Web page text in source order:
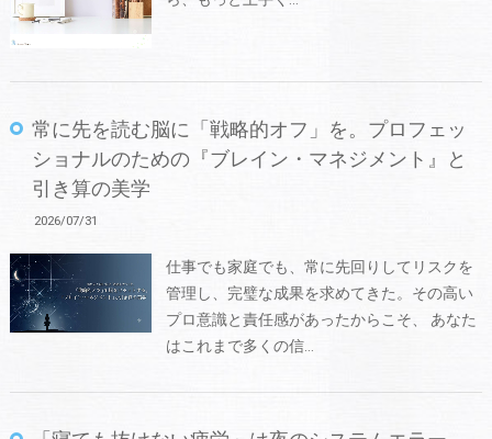
常に先を読む脳に「戦略的オフ」を。プロフェッ
ショナルのための『ブレイン・マネジメント』と
引き算の美学
2026/07/31
仕事でも家庭でも、常に先回りしてリスクを
管理し、完璧な成果を求めてきた。その高い
プロ意識と責任感があったからこそ、 あなた
はこれまで多くの信…